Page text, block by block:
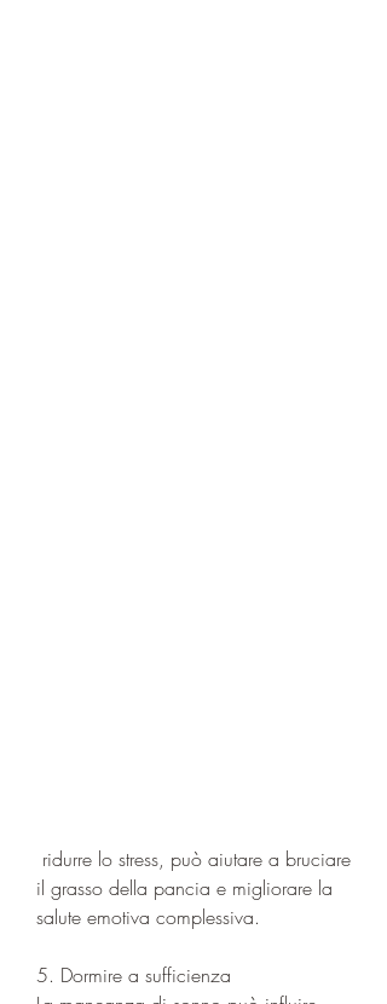
il grasso della pancia e migliorare la
salute emotiva complessiva.
5. Dormire a sufficienza